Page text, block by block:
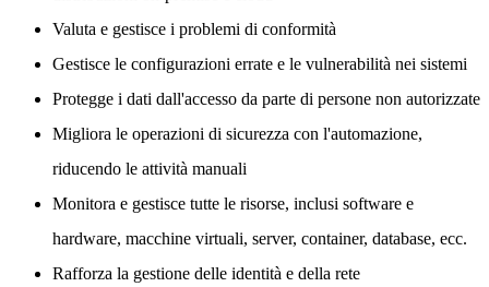
Valuta e gestisce i problemi di conformità
Gestisce le configurazioni errate e le vulnerabilità nei sistemi
Protegge i dati dall'accesso da parte di persone non autorizzate
Migliora le operazioni di sicurezza con l'automazione,
riducendo le attività manuali
Monitora e gestisce tutte le risorse, inclusi software e
hardware, macchine virtuali, server, container, database, ecc.
Rafforza la gestione delle identità e della rete